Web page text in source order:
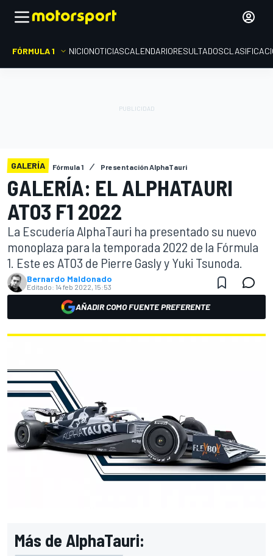
FÓRMULA 1 INICIONOTICIASCALENDARIORESULTADOS
GALERÍA Fórmula 1 Presentación AlphaTauri
GALERÍA: EL ALPHATAURI
AT03 F1 2022
La Escudería AlphaTauri ha presentado su nuevo
monoplaza para la temporada 2022 de la Fórmula
1. Este es AT03 de Pierre Gasly y Yuki Tsunoda.
Bernardo Maldonado
Editado: 14 feb 2022, 15:53
AÑADIR COMO FUENTE PREFERENTE
Más de AlphaTauri: